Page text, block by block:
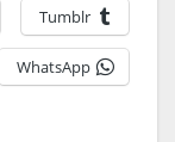
Tumblr
WhatsApp